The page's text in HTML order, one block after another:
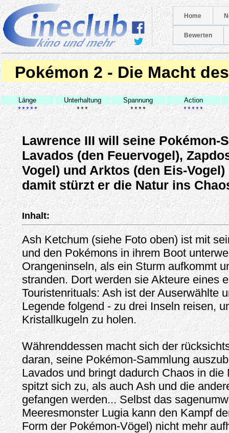
Home
Bewerten
Pokémon 2 - Die Macht
Länge Unterhaltung Spannung
Action
*****
*** **** *****
Lawrence III will seine Pokémon-
Lavados (den Feuervogel),
Vogel) und Arktos (den Eis-
damit stürzt er die Natur ins
Inhalt:
Ash Ketchum (siehe Foto oben) ist mit
und den Pokémons in ihrem Boot
Orangeninseln, als ein Sturm aufkommt
stranden. Dort werden sie Akteure eines
Touristenrituals: Ash ist der Auserwählte
Legende folgend - zu drei Inseln reisen,
Kristallkugeln zu holen.
Währenddessen macht sich der
daran, seine Pokémon-Sammlung
Lavados und bringt dadurch Chaos in die
spitzt sich zu, als auch Ash und die
gefangen werden... Selbst das
Meeresmonster Lugia kann den Kampf
Form der Pokémon-Vögel) nicht mehr